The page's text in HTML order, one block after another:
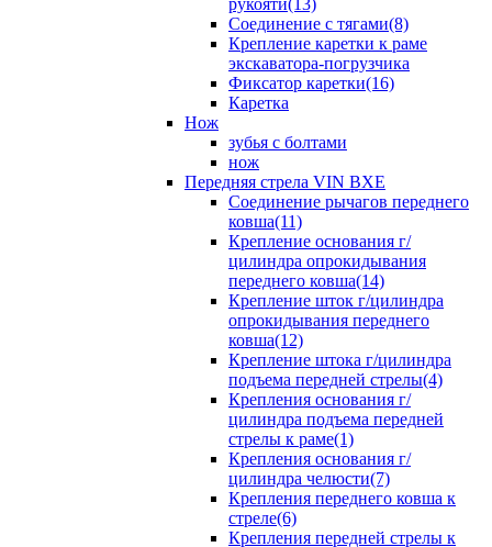
рукояти(13)
Соединение с тягами(8)
Крепление каретки к раме
экскаватора-погрузчика
Фиксатор каретки(16)
Каретка
Нож
зубья с болтами
нож
Передняя стрела VIN BXE
Cоединение рычагов переднего
ковша(11)
Крепление основания г/
цилиндра опрокидывания
переднего ковша(14)
Крепление шток г/цилиндра
опрокидывания переднего
ковша(12)
Крепление штока г/цилиндра
подъема передней стрелы(4)
Крепления основания г/
цилиндра подъема передней
стрелы к раме(1)
Крепления основания г/
цилиндра челюсти(7)
Крепления переднего ковша к
стреле(6)
Крепления передней стрелы к